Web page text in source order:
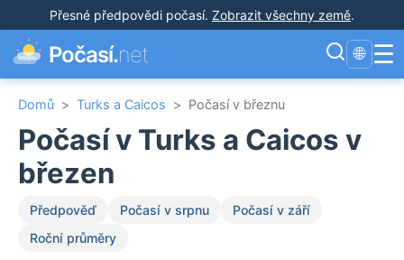
Přesné předpovědi počasí. Zobrazit všechny země.
Počasí.net 🌐 ☰
Domů > Turks a Caicos > Počasí v březnu
Počasí v Turks a Caicos v
březen
Předpověď Počasí v srpnu
Počasí v září
Roční průměry